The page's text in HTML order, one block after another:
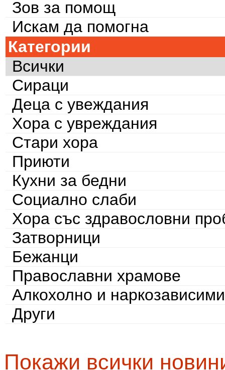
Зов за помощ
Искам да помогна
Категории
Всички
Сираци
Деца с увеждания
Хора с увреждания
Стари хора
Приюти
Кухни за бедни
Социално слаби
Хора със здравословни
Затворници
Бежанци
Православни храмове
Алкохолно и наркозависими
Други
Покажи всички